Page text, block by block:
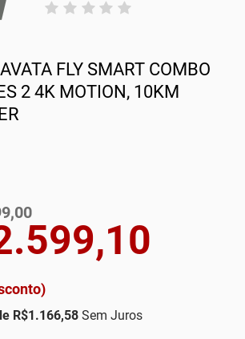
FLY SMART COMBO
2 4K MOTION, 10KM
R$1.166,58 Sem Juros